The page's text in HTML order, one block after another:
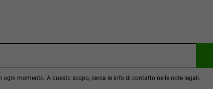
ogni momento. A questo scopo, cerca le info di contatto nelle note legali.